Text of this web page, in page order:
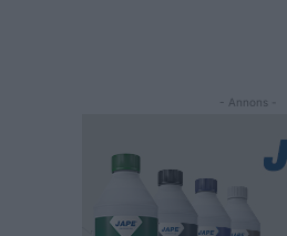
- Annons -